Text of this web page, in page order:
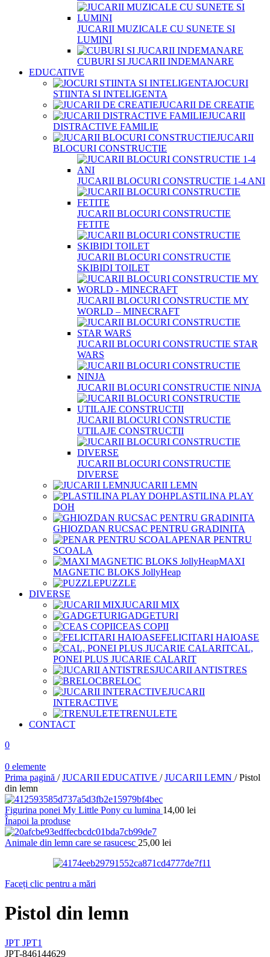
JUCARII MUZICALE CU SUNETE SI
LUMINI
CUBURI SI JUCARII INDEMANARE
EDUCATIVE
JOCURI
STIINTA SI INTELIGENTA
JUCARII DE CREATIE
JUCARII
DISTRACTIVE FAMILIE
JUCARII
BLOCURI CONSTRUCTIE
JUCARII BLOCURI CONSTRUCTIE 1-4 ANI
JUCARII BLOCURI CONSTRUCTIE
FETITE
JUCARII BLOCURI CONSTRUCTIE
SKIBIDI TOILET
JUCARII BLOCURI CONSTRUCTIE MY
WORLD – MINECRAFT
JUCARII BLOCURI CONSTRUCTIE STAR
WARS
JUCARII BLOCURI CONSTRUCTIE NINJA
JUCARII BLOCURI CONSTRUCTIE
UTILAJE CONSTRUCTII
JUCARII BLOCURI CONSTRUCTIE
DIVERSE
JUCARII LEMN
PLASTILINA PLAY
DOH
GHIOZDAN RUCSAC PENTRU GRADINITA
PENAR PENTRU
SCOALA
MAXI
MAGNETIC BLOKS JollyHeap
PUZZLE
DIVERSE
JUCARII MIX
GADGETURI
CEAS COPII
FELICITARI HAIOASE
CAL,
PONEI PLUS JUCARIE CALARIT
JUCARII ANTISTRES
BRELOC
JUCARII
INTERACTIVE
TRENULETE
CONTACT
0
0 elemente
Prima pagină / JUCARII EDUCATIVE / JUCARII LEMN / Pistol
din lemn
Figurina ponei My Little Pony cu lumina 14,00 lei
Înapoi la produse
Animale din lemn care se rasucesc 25,00 lei
Faceți clic pentru a mări
Pistol din lemn
JPT JPT1
JPT-846144629